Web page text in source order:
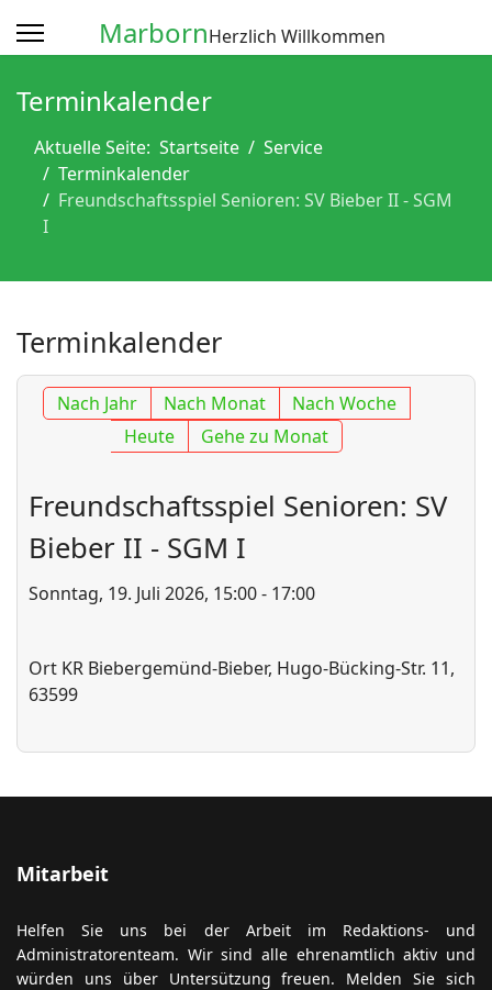
MarbornHerzlich Willkommen
Terminkalender
Aktuelle Seite: Startseite
Service
Terminkalender
Freundschaftsspiel Senioren: SV Bieber II - SGM
I
Terminkalender
Nach Jahr Nach Monat
Nach Woche
Heute
Gehe zu Monat
Freundschaftsspiel Senioren: SV
Bieber II - SGM I
Sonntag, 19. Juli 2026, 15:00 - 17:00
Ort KR Biebergemünd-Bieber, Hugo-Bücking-Str. 11,
63599
Mitarbeit
Helfen Sie uns bei der Arbeit im Redaktions- und
Administratorenteam. Wir sind alle ehrenamtlich aktiv und
würden uns über Untersützung freuen. Melden Sie sich
anzeigen